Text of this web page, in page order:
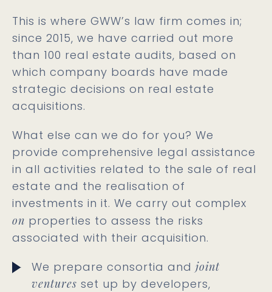
This is where GWW’s law firm comes in;
since 2015, we have carried out more
than 100 real estate audits, based on
which company boards have made
strategic decisions on real estate
acquisitions.
What else can we do for you? We
provide comprehensive legal assistance
in all activities related to the sale of real
estate and the realisation of
investments in it. We carry out complex
on properties to assess the risks
associated with their acquisition.
We prepare consortia and joint
ventures set up by developers,